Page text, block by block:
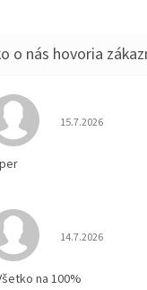
Hodnotenie
15.7.2026
Hodnotenie
14.7.2026
na 100%